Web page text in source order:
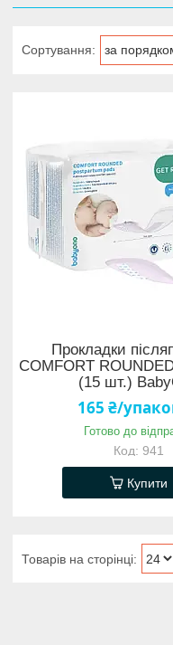
Прокладки
COMFORT ROUNDED
(15 шт.)
165 ₴/
Готово до
941
Купити